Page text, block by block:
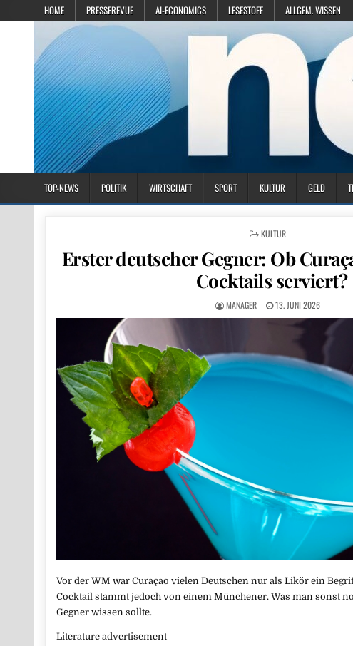
HOME PRESSEREVUE AI-ECONOMICS LESESTOFF ALLGEM. WISSEN
TOP-NEWS POLITIK WIRTSCHAFT SPORT KULTUR GELD
POSTED IN
KULTUR
Erster deutscher Gegner: Ob
Cocktails serviert?
MANAGER 13. JUNI 2026
Vor der WM war Curaçao vielen Deutschen nur als Likör ein
Cocktail stammt jedoch von einem Münchener. Was man sonst
Gegner wissen sollte.
Literature advertisement